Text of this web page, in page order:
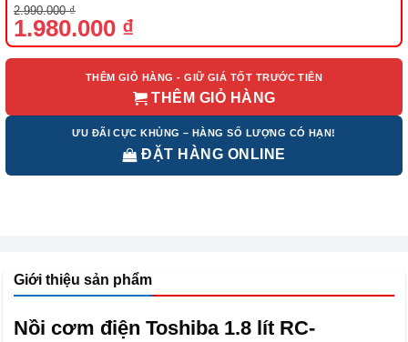
2.990.000₫
Giá
gốc
là:
2.990.000 ₫.
1.980.000 ₫
Giá
hiện
tại
là:
THÊM GIỎ HÀNG - GIỮ GIÁ TỐT TRƯỚC TIÊN
THÊM GIỎ HÀNG
ƯU ĐÃI CỰC KHỦNG – HÀNG SỐ LƯỢNG CÓ HẠN!
ĐẶT HÀNG ONLINE
Giới thiệu sản phẩm
Nồi cơm điện Toshiba 1.8 lít RC-